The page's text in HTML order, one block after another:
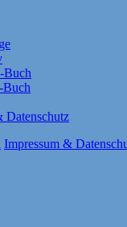
Buch
Buch
Datenschutz
Impressum &